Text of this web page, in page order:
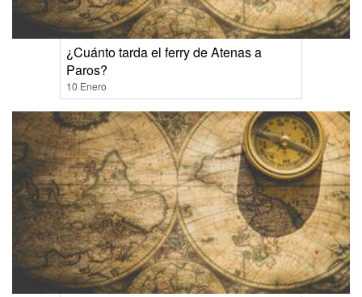
¿Cuánto tarda el ferry de Atenas a
Paros?
10 Enero